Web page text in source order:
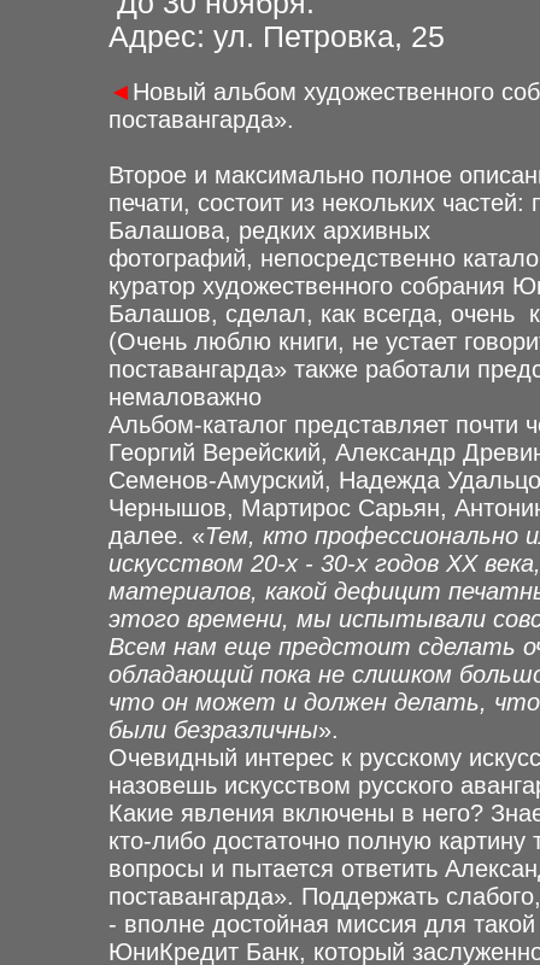
Адрес: ул. Петровка, 25
◄ Новый альбом художественного
поставангарда».
Второе и максимально полное
печати, состоит из некольких
Балашова, редких архивных
фотографий, непосредственно
куратор художественного собрания
Балашов, сделал, как всегда, очень
(Очень люблю книги, не устает
поставангарда» также работали
немаловажно
Альбом-каталог представляет почти
Георгий Верейский, Александр
Семенов-Амурский, Надежда
Чернышов, Мартирос Сарьян,
далее. «Тем, кто профессионально
искусством 20-х - 30-х годов ХХ
материалов, какой дефицит
этого времени, мы испытывали
Всем нам еще предстоит сделать
обладающий пока не слишком
что он может и должен делать,
были безразличны».
Очевидный интерес к русскому
назовешь искусством русского
Какие явления включены в него?
кто-либо достаточно полную
вопросы и пытается ответить
поставангарда». Поддержать
- вполне достойная миссия для
ЮниКредит Банк, который